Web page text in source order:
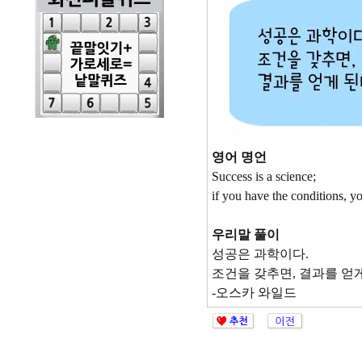
영어 명언
Success is a science;
if you have the conditions,
우리말 풀이
성공은 과학이다.
조건을 갖추면, 결과를 얻
-오스카 와일드